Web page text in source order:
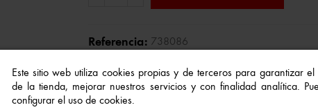
Este sitio web utiliza cookies propias y de terceros para garantizar
de la tienda, mejorar nuestros servicios y con finalidad analítica.
configurar el uso de cookies.
Referencia: 738086